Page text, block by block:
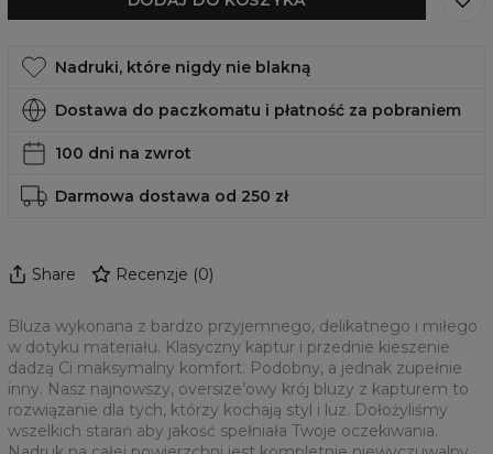
Nadruki, które nigdy nie blakną
Dostawa do paczkomatu i płatność za pobraniem
100 dni na zwrot
Darmowa dostawa od 250 zł
Share Recenzje (0)
Bluza wykonana z bardzo przyjemnego, delikatnego i miłego
w dotyku materiału. Klasyczny kaptur i przednie kieszenie
dadzą Ci maksymalny komfort. Podobny, a jednak zupełnie
inny. Nasz najnowszy, oversize’owy krój bluzy z kapturem to
rozwiązanie dla tych, którzy kochają styl i luz. Dołożyliśmy
wszelkich starań aby jakość spełniała Twoje oczekiwania.